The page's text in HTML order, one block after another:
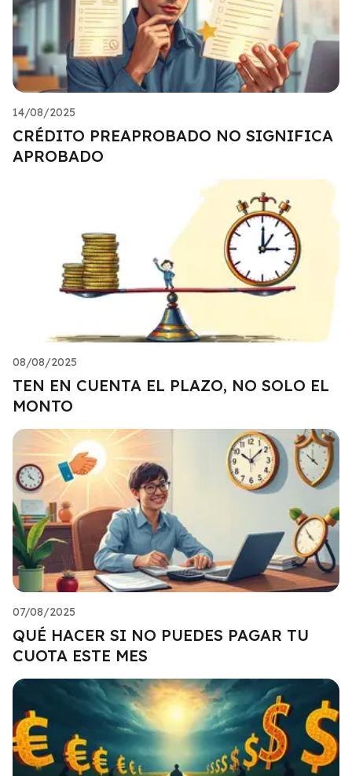
14/08/2025
CRÉDITO PREAPROBADO NO SIGNIFICA
APROBADO
08/08/2025
TEN EN CUENTA EL PLAZO, NO SOLO EL
MONTO
07/08/2025
QUÉ HACER SI NO PUEDES PAGAR TU
CUOTA ESTE MES